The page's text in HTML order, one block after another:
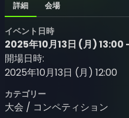
詳細 会場
イベント日時
2025年10月13日 (月) 13:00
開場日時:
2025年10月13日 (月) 12:00
カテゴリー
大会 / コンペティション